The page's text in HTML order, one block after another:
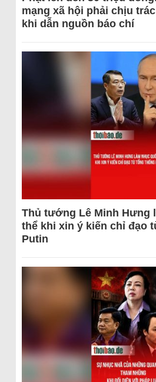
mạng xã hội phải chịu
khi dẫn nguồn báo chí
Thủ tướng Lê Minh Hưng
thể khi xin ý kiến chỉ đạo
Putin